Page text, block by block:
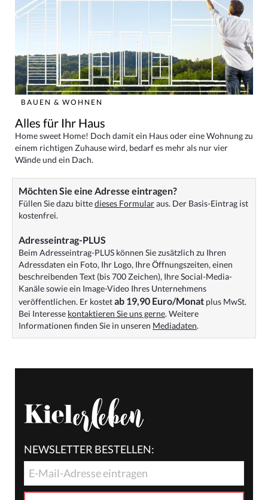
BAUEN & WOHNEN
Alles für Ihr Haus
Home sweet Home! Doch damit ein Haus oder eine Wohnung zu
einem richtigen Zuhause wird, bedarf es mehr als nur vier
Wände und ein Dach.
Möchten Sie eine Adresse eintragen?
Füllen Sie dazu bittedieses Formularaus. Der Basis-Eintrag ist
kostenfrei.
Adresseintrag-PLUS
Beim Adresseintrag-PLUS können Sie zusätzlich zu Ihren
Adressdaten ein Foto, Ihr Logo, Ihre Öffnungszeiten, einen
beschreibenden Text (bis 700 Zeichen), Ihre Social-Media-
Kanäle sowie ein Image-Video Ihres Unternehmens
veröffentlichen. Er kostetab 19,90 Euro/Monat plus MwSt.
Bei Interesse kontaktieren Sie uns gerne. Weitere
Informationen finden Sie in unseren Mediadaten.
NEWSLETTER BESTELLEN: